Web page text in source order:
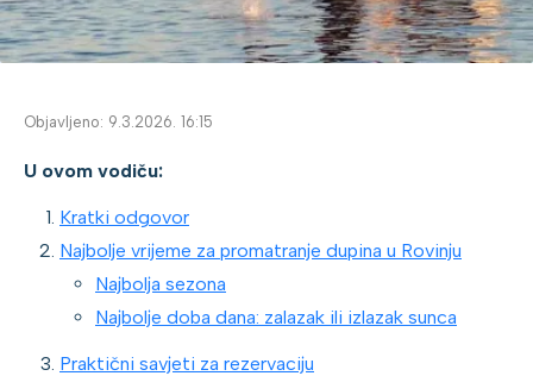
Objavljeno: 9.3.2026. 16:15
U ovom vodiču:
Kratki odgovor
Najbolje vrijeme za promatranje dupina u Rovinju
Najbolja sezona
Najbolje doba dana: zalazak ili izlazak sunca
Praktični savjeti za rezervaciju